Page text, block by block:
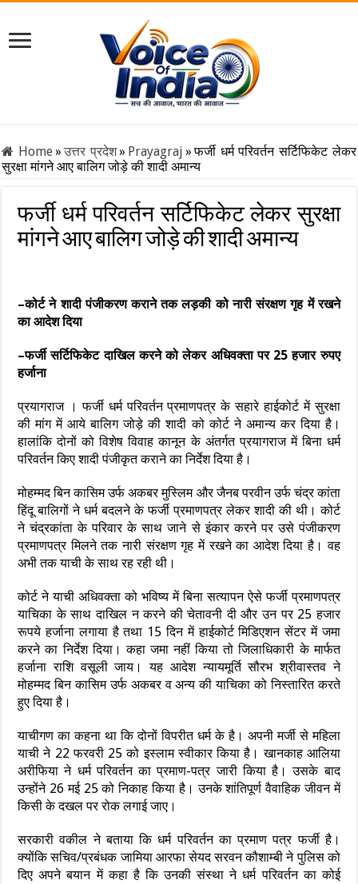
Home» उत्तर प्रदेश» Prayagraj »फर्जी धर्म परिवर्तन सर्टिफिकेट लेकर
सुरक्षा मांगने आए बालिग जोड़े की शादी अमान्य
फर्जी धर्म परिवर्तन सर्टिफिकेट लेकर सुरक्षा
मांगने आए बालिग जोड़े की शादी अमान्य
–कोर्ट ने शादी पंजीकरण कराने तक लड़की को नारी संरक्षण गृह में रखने
का आदेश दिया
–फर्जी सर्टिफिकेट दाखिल करने को लेकर अधिवक्ता पर 25 हजार रुपए
हर्जाना
प्रयागराज । फर्जी धर्म परिवर्तन प्रमाणपत्र के सहारे हाईकोर्ट में सुरक्षा
की मांग में आये बालिग जोड़े की शादी को कोर्ट ने अमान्य कर दिया है।
हालांकि दोनों को विशेष विवाह कानून के अंतर्गत प्रयागराज में बिना धर्म
परिवर्तन किए शादी पंजीकृत कराने का निर्देश दिया है।
मोहम्मद बिन कासिम उर्फ अकबर मुस्लिम और जैनब परवीन उर्फ चंद्र कांता
हिंदू बालिगों ने धर्म बदलने के फर्जी प्रमाणपत्र लेकर शादी की थी। कोर्ट
ने चंद्रकांता के परिवार के साथ जाने से इंकार करने पर उसे पंजीकरण
प्रमाणपत्र मिलने तक नारी संरक्षण गृह में रखने का आदेश दिया है। वह
अभी तक याची के साथ रह रही थी।
कोर्ट ने याची अधिवक्ता को भविष्य में बिना सत्यापन ऐसे फर्जी प्रमाणपत्र
याचिका के साथ दाखिल न करने की चेतावनी दी और उन पर 25 हजार
रूपये हर्जाना लगाया है तथा 15 दिन में हाईकोर्ट मिडिएशन सेंटर में जमा
करने का निर्देश दिया। कहा जमा नहीं किया तो जिलाधिकारी के मार्फत
हर्जाना राशि वसूली जाय। यह आदेश न्यायमूर्ति सौरभ श्रीवास्तव ने
मोहम्मद बिन कासिम उर्फ अकबर व अन्य की याचिका को निस्तारित करते
हुए दिया है।
याचीगण का कहना था कि दोनों विपरीत धर्म के है। अपनी मर्जी से महिला
याची ने 22 फरवरी 25 को इस्लाम स्वीकार किया है। खानकाह आलिया
अरीफिया ने धर्म परिवर्तन का प्रमाण-पत्र जारी किया है। उसके बाद
उन्होंने 26 मई 25 को निकाह किया है। उनके शांतिपूर्ण वैवाहिक जीवन में
किसी के दखल पर रोक लगाई जाए।
सरकारी वकील ने बताया कि धर्म परिवर्तन का प्रमाण पत्र फर्जी है।
क्योंकि सचिव/प्रबंधक जामिया आरफा सेयद सरवन कौशाम्बी ने पुलिस को
दिए अपने बयान में कहा है कि उनकी संस्था ने धर्म परिवर्तन का कोई